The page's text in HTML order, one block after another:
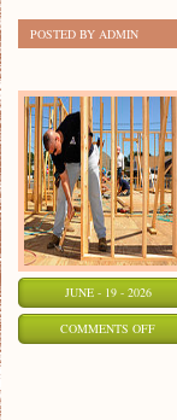
POSTED BY ADMIN
JUNE - 19 - 2026
COMMENTS OFFON